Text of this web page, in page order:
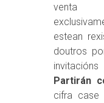
venta
estean
doutros
Partirán
cifra case